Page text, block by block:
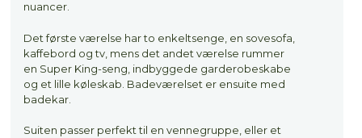
nuancer.
Det første værelse har to enkeltsenge, en sovesofa,
kaffebord og tv, mens det andet værelse rummer
en Super King-seng, indbyggede garderobeskabe
og et lille køleskab. Badeværelset er ensuite med
badekar.
Suiten passer perfekt til en vennegruppe, eller et